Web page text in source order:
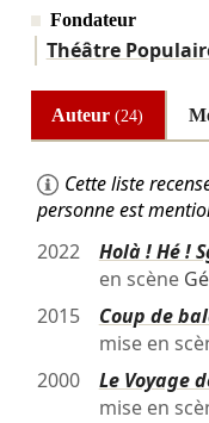
Fondateur
Théâtre
Auteur(24)
Cette liste
personne est
2022
Holà ! Hé !
en scène
2015
Coup de
mise en
2000
Le Voyage
mise en